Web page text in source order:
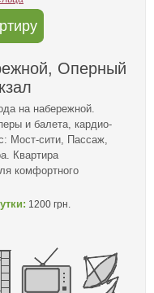
Оперный
на набережной.
и балета, кардио-
Мост-сити, Пассаж,
Квартира
комфортного
1200 грн.